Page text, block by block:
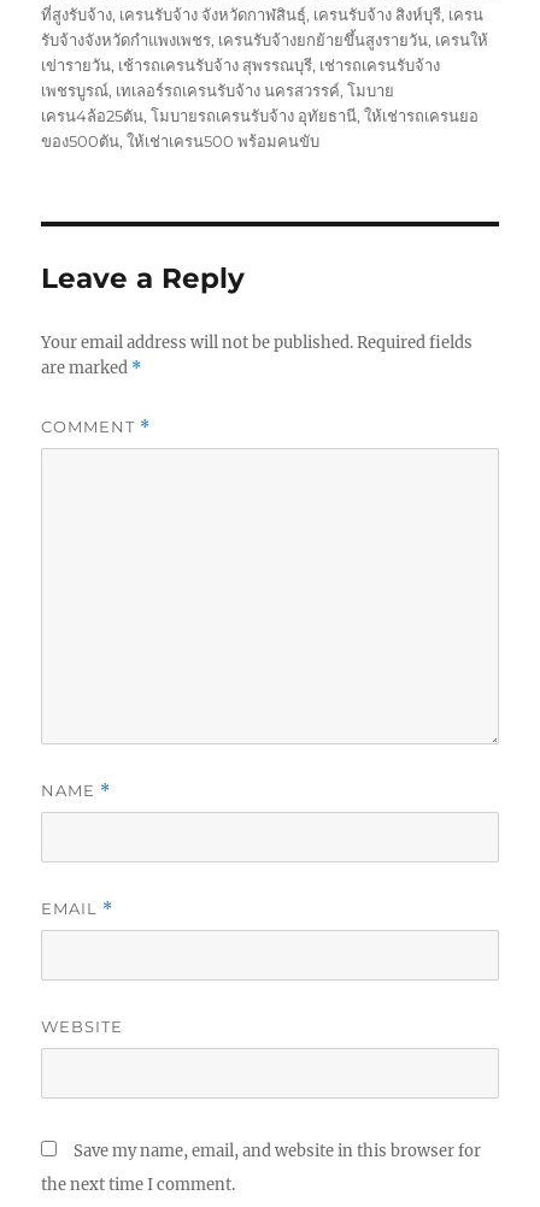
ที่สูงรับจ้าง, เครนรับจ้าง จังหวัดกาฬสินธุ์, เครนรับจ้าง สิงห์บุรี, เครน
รับจ้างจังหวัดกำแพงเพชร, เครนรับจ้างยกย้ายขึ้นสูงรายวัน, เครนให้
เข่ารายวัน, เช้ารถเครนรับจ้าง สุพรรณบุรี, เช่ารถเครนรับจ้าง
เพชรบูรณ์, เทเลอร์รถเครนรับจ้าง นครสวรรค์,โมบาย
เครน4ล้อ25ตัน,โมบายรถเครนรับจ้าง อุทัยธานี,ให้เช่ารถเครนยอ
ของ500ตัน,ให้เช่าเครน500 พร้อมคนขับ
Leave a Reply
Your email address will not be published. Required fields
are marked *
COMMENT *
NAME *
EMAIL *
WEBSITE
Save my name, email, and website in this browser for
the next time I comment.